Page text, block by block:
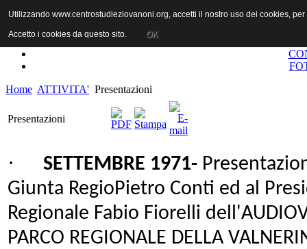
Home ATTIVITA' Presentazioni
Presentazioni
· SETTEMBRE 1971-
Giunta RegioPietro Conti ed al
Regionale Fabio Fiorelli
PARCO REGIONALE DELLA
Utilizzando www.centrostudieziovanoni.org, accetti il nostro uso dei cookies,
Accetto i cookies da questo sito. OK